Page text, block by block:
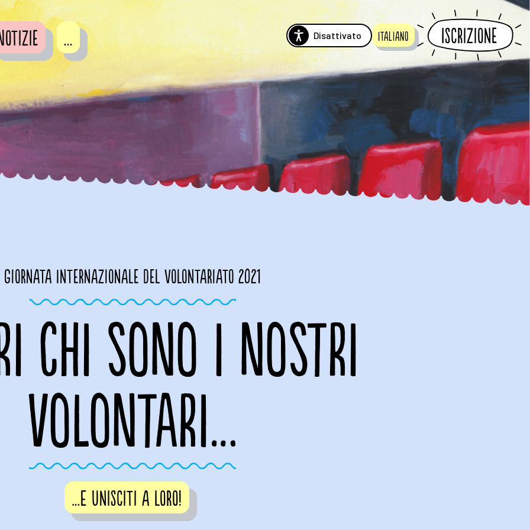
Disattivato Italiano Iscrizione
...
Giornata Internazionale del volontariato 2021
CHI SONO I NOSTRI
VOLONTARI…
…E unisciti a loro!